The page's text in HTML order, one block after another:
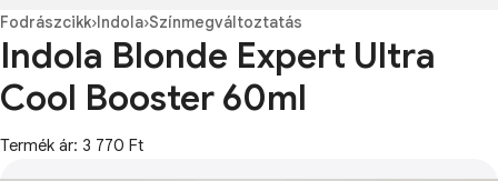
Fodrászcikk›Indola›Színmegváltoztatás
Indola Blonde Expert Ultra
Cool Booster 60ml
Termék ár: 3 770 Ft